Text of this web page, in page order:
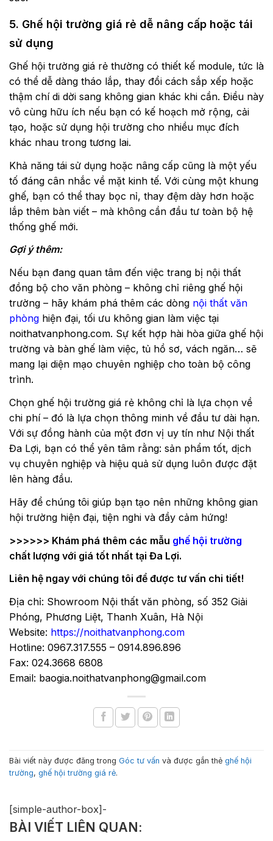
5. Ghế hội trường giá rẻ dễ nâng cấp hoặc tái
sử dụng
Ghế hội trường giá rẻ thường có thiết kế module, tức là
có thể dễ dàng tháo lắp, thay đổi cách sắp xếp hoặc
thậm chí di dời sang không gian khác khi cần. Điều này
vô cùng hữu ích nếu bạn có kế hoạch mở rộng, cải
tạo, hoặc sử dụng hội trường cho nhiều mục đích
khác nhau trong tương lai.
Khả năng tái sử dụng hoặc nâng cấp cũng là một yếu
tố đáng cân nhắc về mặt kinh tế. Với cùng một khung
ghế, bạn có thể thay bọc nỉ, thay đệm dày hơn hoặc
lắp thêm bàn viết – mà không cần đầu tư toàn bộ hệ
thống ghế mới.
Gợi ý thêm:
Nếu bạn đang quan tâm đến việc trang bị nội thất
đồng bộ cho văn phòng – không chỉ riêng ghế hội
trường – hãy khám phá thêm các dòng nội thất văn
phòng hiện đại, tối ưu không gian làm việc tại
noithatvanphong.com. Sự kết hợp hài hòa giữa ghế hội
trường và bàn ghế làm việc, tủ hồ sơ, vách ngăn… sẽ
mang lại diện mạo chuyên nghiệp cho toàn bộ công
trình.
Chọn ghế hội trường giá rẻ không chỉ là lựa chọn về
chi phí – đó là lựa chọn thông minh về đầu tư dài hạn.
Với sự đồng hành của một đơn vị uy tín như Nội thất
Đa Lợi, bạn có thể yên tâm rằng: sản phẩm tốt, dịch
vụ chuyên nghiệp và hiệu quả sử dụng luôn được đặt
lên hàng đầu.
Hãy để chúng tôi giúp bạn tạo nên những không gian
hội trường hiện đại, tiện nghi và đầy cảm hứng!
>>>>>> Khám phá thêm các mẫu ghế hội trường
chất lượng với giá tốt nhất tại Đa Lợi.
Liên hệ ngay với chúng tôi để được tư vấn chi tiết!
Địa chỉ: Showroom Nội thất văn phòng, số 352 Giải
Phóng, Phương Liệt, Thanh Xuân, Hà Nội
Website: https://noithatvanphong.com
Hotline: 0967.317.555 – 0914.896.896
Fax: 024.3668 6808
Email: baogia.noithatvanphong@gmail.com
Bài viết này được đăng trong Góc tư vấn và được gắn thẻ ghế hội
trường, ghế hội trường giá rẻ.
[simple-author-box]-
BÀI VIẾT LIÊN QUAN: